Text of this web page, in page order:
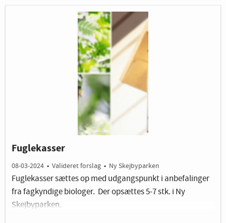
mere trygge og får lyst til at slå sig ned. Områdets
størrelse, hvor der kommer mere biodiversitet: 200 m2.
Billedet er vejledende
Fuglekasser
08-03-2024 • Valideret forslag • Ny Skejbyparken
Fuglekasser sættes op med udgangspunkt i anbefalinger
fra fagkyndige biologer. Der opsættes 5-7 stk. i Ny
Skejbyparken.